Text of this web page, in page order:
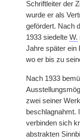
Schriftleiter der
wurde er als
gefördert. Nach
1933 siedelte W.
Jahre später ein
wo er bis zu
Nach 1933
zwei seiner
beschlagnahmt.
verbinden sich
abstrakten